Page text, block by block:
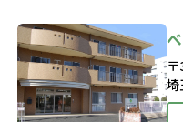
埼